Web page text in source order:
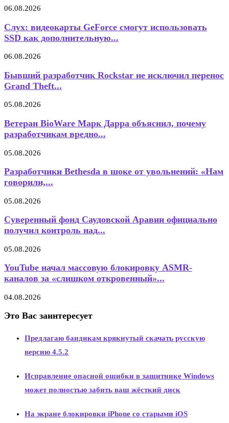
06.08.2026
Слух: видеокарты GeForce смогут использовать
SSD как дополнительную...
06.08.2026
Бывший разработчик Rockstar не исключил перенос
Grand Theft...
05.08.2026
Ветеран BioWare Марк Дарра объяснил, почему
разработчикам вредно...
05.08.2026
Разработчики Bethesda в шоке от увольнений: «Нам
говорили,...
05.08.2026
Суверенный фонд Саудовской Аравии официально
получил контроль над...
05.08.2026
YouTube начал массовую блокировку ASMR-
каналов за «слишком откровенный»...
04.08.2026
Это Вас заинтересует
Предлагаю бандикам крякнутый скачать русскую
версию 4.5.2
Исправление опасной ошибки в защитнике Windows
может полностью забить ваш жёсткий диск
На экране блокировки iPhone со старыми iOS